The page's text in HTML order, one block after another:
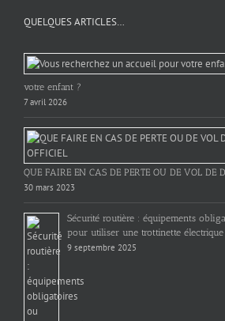
QUELQUES ARTICLES…
votre enfant ?
7 avril 2026
QUE FAIRE EN CAS DE PERTE OU DE VOL DE
30 mars 2023
Sécurité routière : équipements
pour utiliser une trottinette
9 septembre 2025